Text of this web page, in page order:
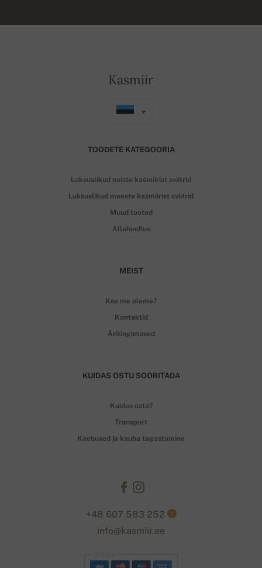
Kasmiir
TOODETE KATEGOORIA
Luksuslikud naiste kašmiirist sviitrid
Luksuslikud meeste kašmiirist sviitrid
Muud tooted
Allahindlus
MEIST
Kes me oleme?
Kontaktid
Äritingimused
KUIDAS OSTU SOORITADA
Kuidas osta?
Transport
Kaebused ja kauba tagastamine
+48 607 583 252 ?
info@kasmiir.ee